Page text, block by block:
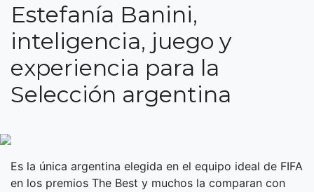
Estefanía Banini,
inteligencia, juego y
experiencia para la
Selección argentina
Es la única argentina elegida en el equipo ideal de FIFA
en los premios The Best y muchos la comparan con